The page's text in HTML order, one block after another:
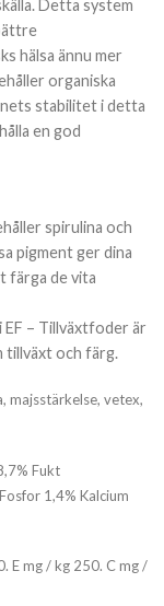
Detta system
hälsa ännu mer
organiska
stabilitet i detta
en god
spirulina och
pigment ger dina
färga de vita
– Tillväxtfoder är
tillväxt och färg.
majsstärkelse, vetex,
Fukt
1,4% Kalcium
E mg / kg 250. C mg /